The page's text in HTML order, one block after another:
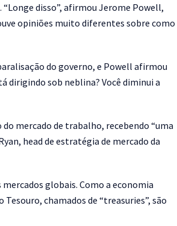
disso”, afirmou Jerome Powell,
opiniões muito diferentes sobre como
do governo, e Powell afirmou
dirigindo sob neblina? Você diminui a
mercado de trabalho, recebendo “uma
head de estratégia de mercado da
globais. Como a economia
chamados de “treasuries”, são